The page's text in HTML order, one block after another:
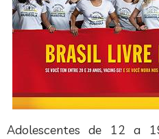
Adolescentes de 12 a